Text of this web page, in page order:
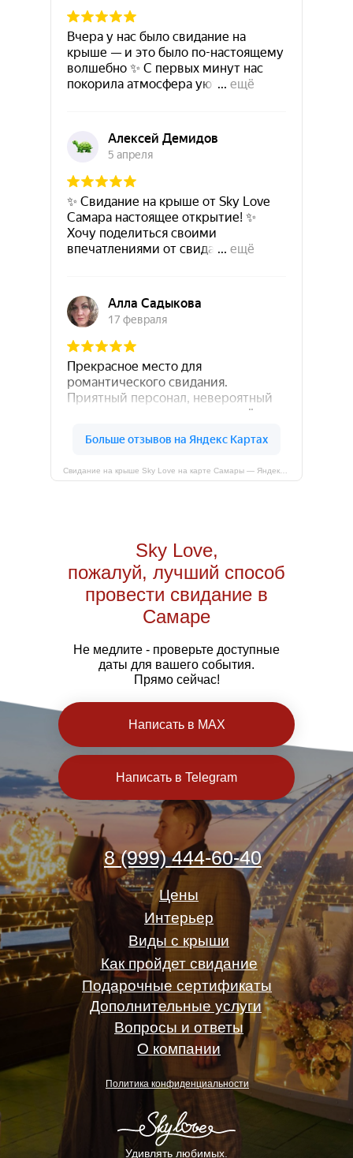
Sky Love,
пожалуй, лучший способ
провести свидание в
Самаре
Не медлите - проверьте доступные
даты для вашего события.
Прямо сейчас!
Политика конфиденциальности
Написать в Telegram
Написать в MAX
Удивлять любимых.
8 (999) 444-60-40
Подарочные сертификаты
Вопросы и ответы
О компании
Виды с крыши
Интерьер
Цены
Дополнительные услуги
Как пройдет свидание